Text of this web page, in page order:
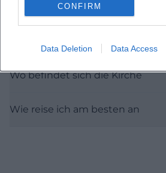
CONFIRM
Data Deletion Data Access
Gibt es eine Sitzplatzreservierung
Ist die Location barrierefrei
Wo befindet sich die Kirche
Wie reise ich am besten an